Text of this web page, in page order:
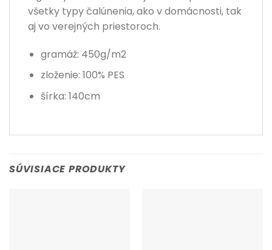
všetky typy čalúnenia, ako v domácnosti, tak
aj vo verejných priestoroch.
gramáž: 450g/m2
zloženie: 100% PES
šírka: 140cm
SÚVISIACE PRODUKTY